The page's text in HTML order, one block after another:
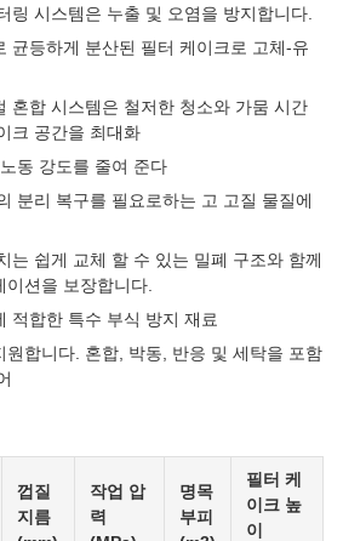
링 시스템은 누출 및 오염을 방지합니다.
균등하게 분산된 필터 케이크로 고체-유
혼합 시스템은 철저한 청소와 가뭄 시간
크 공간을 최대화
동 강도를 줄여 준다
분리 복구를 필요로하는 고 고질 물질에
는 쉽게 교체 할 수 있는 밀폐 구조와 함께
션을 보장합니다.
적합한 특수 부식 방지 재료
원합니다. 혼합, 박동, 반응 및 세탁을 포함
껍질
지름
작업 압
력
명목
부피
필터 케
이크 높
이